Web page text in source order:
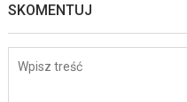
SKOMENTUJ